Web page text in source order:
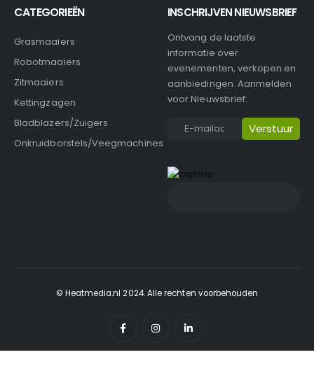
CATEGORIEËN
Grasmaaiers
Robotmaaiers
Zitmaaiers
Kettingzagen
Bladblazers/Zuigers
Onkruidborstels/Veegmachines
INSCHRIJVEN NIEUWSBRIEF
Ontvang de laatste
informatie over
evenementen, verkopen en
aanbiedingen. Aanmelden
voor Nieuwsbrief:
© Heatmedia.nl 2024. Alle rechten voorbehouden